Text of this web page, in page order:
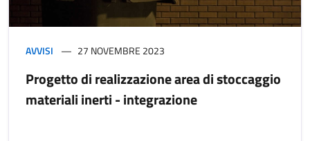
AVVISI 27 NOVEMBRE 2023
Progetto di realizzazione area di stoccaggio
materiali inerti - integrazione